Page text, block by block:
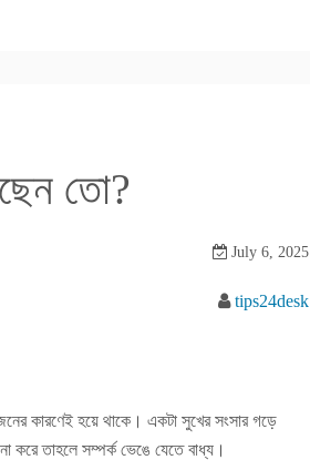
তো?
July 6, 2025
tips24desk
কারণেই হয়ে থাকে। একটা সুখের সংসার গড়ে
করে তাহলে সম্পর্ক ভেঙে যেতে বাধ্য।